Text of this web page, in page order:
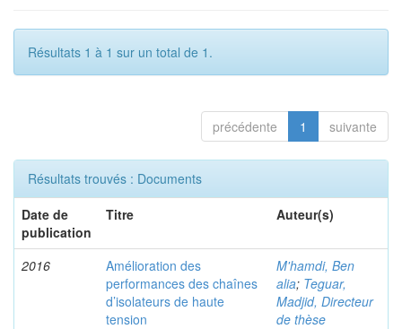
Résultats 1 à 1 sur un total de 1.
précédente 1 suivante
Résultats trouvés : Documents
Date de
publication
Titre Auteur(s)
2016
Amélioration des
performances des chaînes
d’isolateurs de haute
tension
M'hamdi, Ben
alia; Teguar,
Madjid, Directeur
de thèse